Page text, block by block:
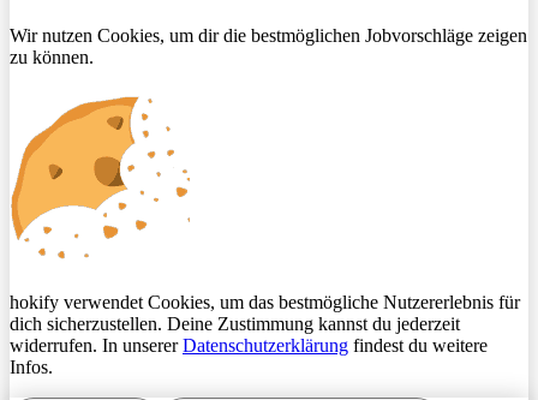
Wir nutzen Cookies, um dir die bestmöglichen Jobvorschläge zeigen
zu können.
hokify verwendet Cookies, um das bestmögliche Nutzererlebnis für
dich sicherzustellen. Deine Zustimmung kannst du jederzeit
widerrufen. In unsererDatenschutzerklärung findest du weitere
Infos.